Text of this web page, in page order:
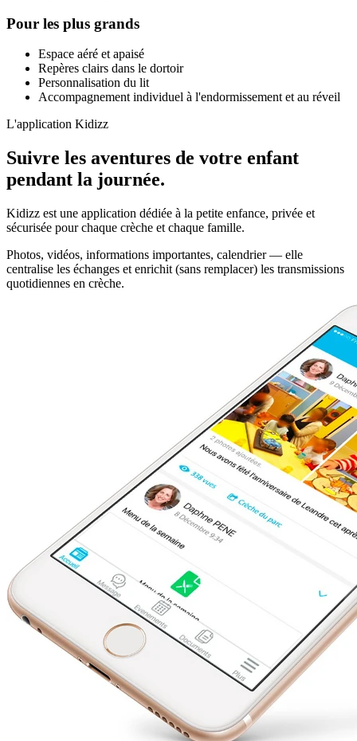
Pour les plus grands
Espace aéré et apaisé
Repères clairs dans le dortoir
Personnalisation du lit
Accompagnement individuel à l'endormissement et au réveil
L'application Kidizz
Suivre les aventures de votre enfant
pendant la journée.
Kidizz est une application dédiée à la petite enfance, privée et
sécurisée pour chaque crèche et chaque famille.
Photos, vidéos, informations importantes, calendrier — elle
centralise les échanges et enrichit (sans remplacer) les transmissions
quotidiennes en crèche.